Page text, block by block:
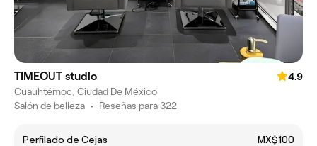
TIMEOUT studio
4.9
Cuauhtémoc, Ciudad De México
Salón de belleza • Reseñas para 322
Perfilado de Cejas
MX$100